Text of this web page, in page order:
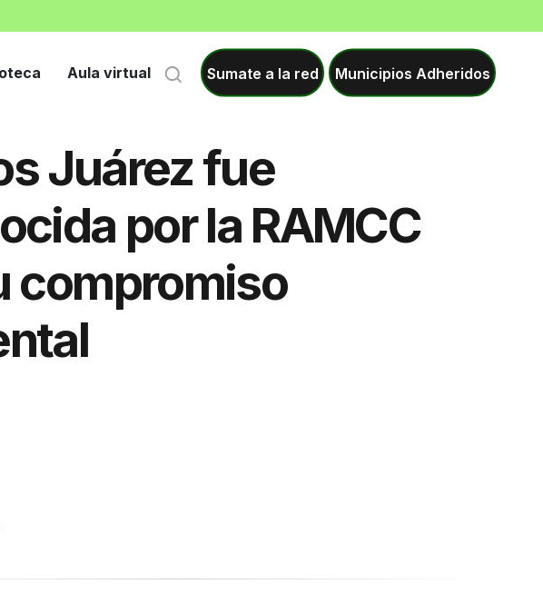
Aula virtual Sumate a la red Municipios Adheridos
Juárez fue
por la RAMCC
compromiso